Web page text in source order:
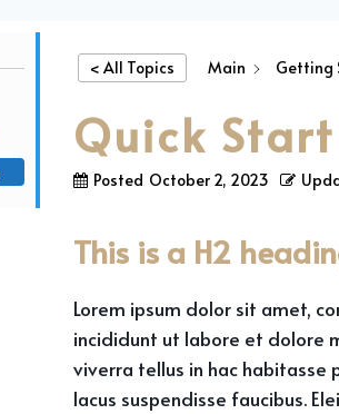
< All Topics Main Getting
Quick
Posted October 2, 2023
This is a H2
Lorem ipsum dolor sit amet,
incididunt ut labore et dolore
viverra tellus in hac habitasse
lacus suspendisse faucibus.